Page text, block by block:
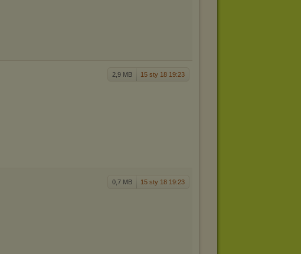
2,9 MB 15 sty 18 19:23
0,7 MB 15 sty 18 19:23